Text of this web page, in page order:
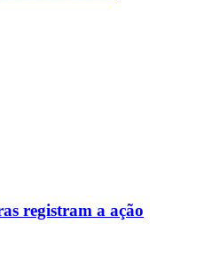
registram a ação